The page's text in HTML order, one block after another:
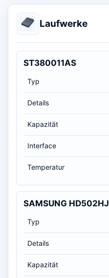
Laufwerke
ST380011AS
Typ
Details
Kapazität
Interface
Temperatur
SAMSUNG HD502HJ
Typ
Details
Kapazität